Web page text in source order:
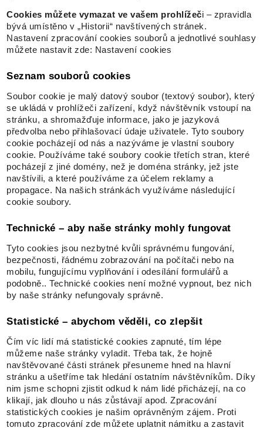
Cookies můžete vymazat ve vašem prohlížeči – zpravidla
bývá umístěno v „Historii“ navštívených stránek.
Nastavení zpracování cookies souborů a jednotlivé souhlasy
můžete nastavit zde: Nastavení cookies
Seznam souborů cookies
Soubor cookie je malý datový soubor (textový soubor), který
se ukládá v prohlížeči zařízení, když návštěvník vstoupí na
stránku, a shromažďuje informace, jako je jazyková
předvolba nebo přihlašovací údaje uživatele. Tyto soubory
cookie pocházejí od nás a nazýváme je vlastní soubory
cookie. Používáme také soubory cookie třetích stran, které
pocházejí z jiné domény, než je doména stránky, jež jste
navštívili, a které používáme za účelem reklamy a
propagace. Na našich stránkách využíváme následující
cookie soubory.
Technické – aby naše stránky mohly fungovat
Tyto cookies jsou nezbytné kvůli správnému fungování,
bezpečnosti, řádnému zobrazování na počítači nebo na
mobilu, fungujícímu vyplňování i odesílání formulářů a
podobně.. Technické cookies není možné vypnout, bez nich
by naše stránky nefungovaly správně.
Statistické – abychom věděli, co zlepšit
Čím víc lidí má statistické cookies zapnuté, tím lépe
můžeme naše stránky vyladit. Třeba tak, že hojně
navštěvované části stránek přesuneme hned na hlavní
stránku a ušetříme tak hledání ostatním návštěvníkům. Díky
nim jsme schopni zjistit odkud k nám lidé přicházejí, na co
klikají, jak dlouho u nás zůstávají apod. Zpracování
statistických cookies je našim oprávněným zájem. Proti
tomuto zpracování zde můžete uplatnit námitku a zastavit